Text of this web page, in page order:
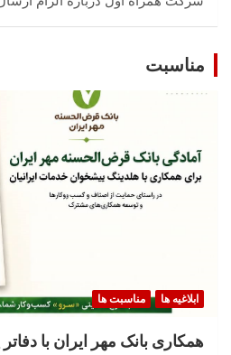
مناسبت
ابلاغیه ها مناسبت ها
همکاری بانک مهر ایران با